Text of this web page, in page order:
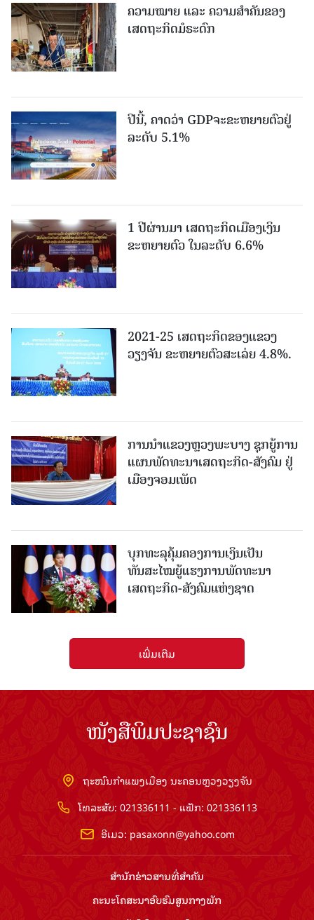
ຄວາມໝາຍ ແລະ ຄວາມສໍາຄັນຂອງ
ເສດຖະກິດມໍຣະດົກ
ປີນີ້, ຄາດວ່າ GDPຈະຂະຫຍາຍຕົວຢູ່
ລະດັບ 5.1%
1 ປີຜ່ານມາ ເສດຖະກິດເມືອງເງິນ
ຂະຫຍາຍຕົວ ໃນລະດັບ 6.6%
2021-25 ເສດຖະກິດຂອງແຂວງ
ວຽງຈັນ ຂະຫຍາຍຕົວສະເລ່ຍ 4.8%.
ການນຳແຂວງຫຼວງພະບາງ ຊຸກຍູ້ການ
ແຜນພັດທະນາເສດຖະກິດ-ສັງຄົມ ຢູ່
ເມືອງຈອມເພັດ
ບຸກທະລຸຄຸ້ມຄອງການເງິນເປັນ
ທັນສະໄໝຍູ້ແຮງການພັດທະນາ
ເສດຖະກິດ-ສັງຄົມແຫ່ງຊາດ
ເພີ່ມເຕີມ
ໜັງສືພິມປະຊາຊົນ
ຖະໜົນກຳແພງເມືອງ ນະຄອນຫຼວງວຽງຈັນ
ໂທລະສັບ: 021336111 - ແຟັກ: 021336113
ອີເມວ: pasaxonn@yahoo.com
ສຳ​ນັກ​ຂ່າວ​ສານ​ທີ່​ສຳ​ຄັນ​
ຄະນະໂຄສະນາອົບຮົມ​ສູນ​ກາງ​ພັກ